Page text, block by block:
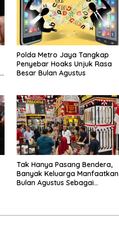
Polda Metro Jaya Tangkap
Penyebar Hoaks Unjuk Rasa
Besar Bulan Agustus
Tak Hanya Pasang Bendera,
Banyak Keluarga Manfaatkan
Bulan Agustus Sebagai